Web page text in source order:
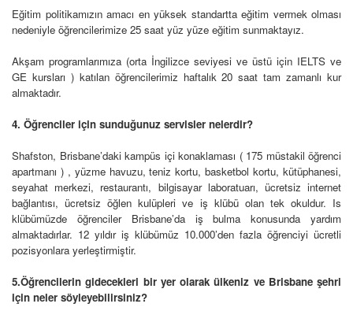
Eğitim politikamızın amacı en yüksek standartta eğitim vermek olması
nedeniyle öğrencilerimize 25 saat yüz yüze eğitim sunmaktayız.
Akşam programlarımıza (orta İngilizce seviyesi ve üstü için IELTS ve
GE kursları ) katılan öğrencilerimiz haftalık 20 saat tam zamanlı kur
almaktadır.
4. Öğrenciler için sunduğunuz servisler nelerdir?
Shafston, Brisbane’daki kampüs içi konaklaması ( 175 müstakil öğrenci
apartmanı ) , yüzme havuzu, teniz kortu, basketbol kortu, kütüphanesi,
seyahat merkezi, restaurantı, bilgisayar laboratuarı, ücretsiz internet
bağlantısı, ücretsiz öğlen kulüpleri ve iş klübü olan tek okuldur. Is
klübümüzde öğrenciler Brisbane’da iş bulma konusunda yardım
almaktadırlar. 12 yıldır iş klübümüz 10.000’den fazla öğrenciyi ücretli
pozisyonlara yerleştirmiştir.
5.Öğrencilerin gidecekleri bir yer olarak ülkeniz ve Brisbane şehri
için neler söyleyebilirsiniz?